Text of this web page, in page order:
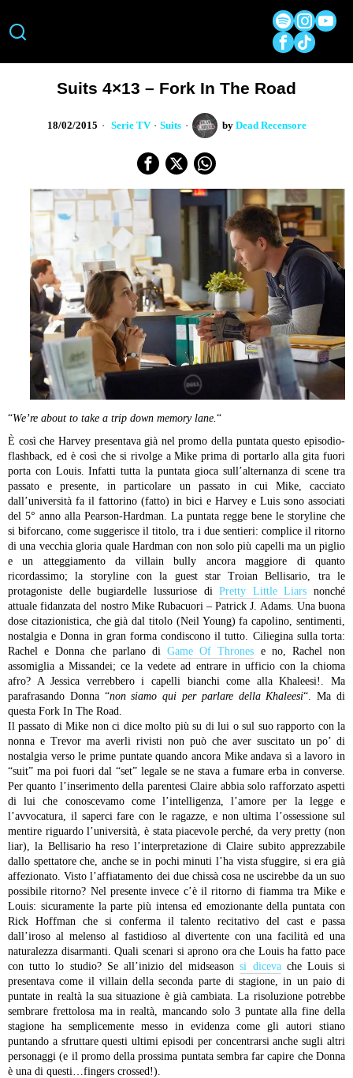
Suits 4×13 – Fork In The Road
18/02/2015 Serie TV · Suits by Dead Recensore
“We’re about to take a trip down memory lane. “
È così che Harvey presentava già nel promo della puntata questo episodio-
flashback, ed è così che si rivolge a Mike prima di portarlo alla gita fuori
porta con Louis. Infatti tutta la puntata gioca sull’alternanza di scene tra
passato e presente, in particolare un passato in cui Mike, cacciato
dall’università fa il fattorino (fatto) in bici e Harvey e Luis sono associati
del 5° anno alla Pearson-Hardman. La puntata regge bene le storyline che
si biforcano, come suggerisce il titolo, tra i due sentieri: complice il ritorno
di una vecchia gloria quale Hardman con non solo più capelli ma un piglio
e un atteggiamento da villain bully ancora maggiore di quanto
ricordassimo; la storyline con la guest star Troian Bellisario, tra le
protagoniste delle bugiardelle lussuriose diPretty Little Liars nonché
attuale fidanzata del nostro Mike Rubacuori – Patrick J. Adams. Una buona
dose citazionistica, che già dal titolo (Neil Young) fa capolino, sentimenti,
nostalgia e Donna in gran forma condiscono il tutto. Ciliegina sulla torta:
Rachel e Donna che parlano di Game Of Thrones e no, Rachel non
assomiglia a Missandei; ce la vedete ad entrare in ufficio con la chioma
afro? A Jessica verrebbero i capelli bianchi come alla Khaleesi!. Ma
parafrasando Donna “non siamo qui per parlare della Khaleesi“. Ma di
questa Fork In The Road.
Il passato di Mike non ci dice molto più su di lui o sul suo rapporto con la
nonna e Trevor ma averli rivisti non può che aver suscitato un po’ di
nostalgia verso le prime puntate quando ancora Mike andava sì a lavoro in
“suit” ma poi fuori dal “set” legale se ne stava a fumare erba in converse.
Per quanto l’inserimento della parentesi Claire abbia solo rafforzato aspetti
di lui che conoscevamo come l’intelligenza, l’amore per la legge e
l’avvocatura, il saperci fare con le ragazze, e non ultima l’ossessione sul
mentire riguardo l’università, è stata piacevole perché, da very pretty (non
liar), la Bellisario ha reso l’interpretazione di Claire subito apprezzabile
dallo spettatore che, anche se in pochi minuti l’ha vista sfuggire, si era già
affezionato. Visto l’affiatamento dei due chissà cosa ne uscirebbe da un suo
possibile ritorno? Nel presente invece c’è il ritorno di fiamma tra Mike e
Louis: sicuramente la parte più intensa ed emozionante della puntata con
Rick Hoffman che si conferma il talento recitativo del cast e passa
dall’iroso al melenso al fastidioso al divertente con una facilità ed una
naturalezza disarmanti. Quali scenari si aprono ora che Louis ha fatto pace
con tutto lo studio? Se all’inizio del midseasonsi dicevache Louis si
presentava come il villain della seconda parte di stagione, in un paio di
puntate in realtà la sua situazione è già cambiata. La risoluzione potrebbe
sembrare frettolosa ma in realtà, mancando solo 3 puntate alla fine della
stagione ha semplicemente messo in evidenza come gli autori stiano
puntando a sfruttare questi ultimi episodi per concentrarsi anche sugli altri
personaggi (e il promo della prossima puntata sembra far capire che Donna
è una di questi…fingers crossed!).